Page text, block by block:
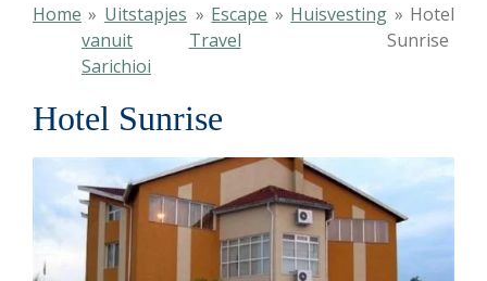
Home » Uitstapjes
vanuit
Sarichioi
» Escape
Travel
» Huisvesting » Hotel
Sunrise
Hotel Sunrise